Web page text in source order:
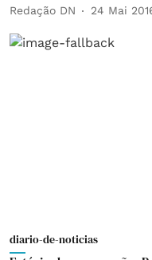
Redação DN 24 Mai
diario-de-noticias